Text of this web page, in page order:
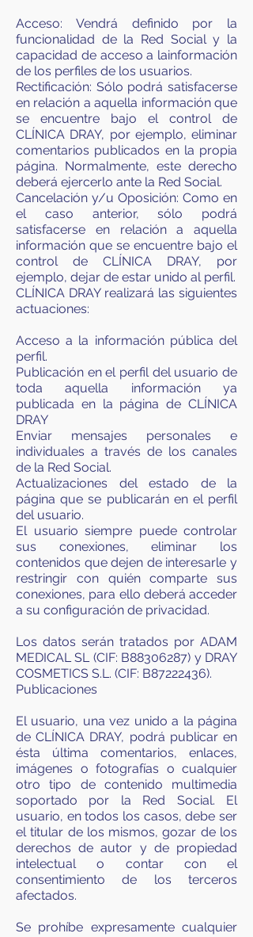
Acceso: Vendrá definido por la
funcionalidad de la Red Social y la
capacidad de acceso a lainformación
de los perfiles de los usuarios.
Rectificación: Sólo podrá satisfacerse
en relación a aquella información que
se encuentre bajo el control de
CLÍNICA DRAY, por ejemplo, eliminar
comentarios publicados en la propia
página. Normalmente, este derecho
deberá ejercerlo ante la Red Social.
Cancelación y/u Oposición: Como en
el caso anterior, sólo podrá
satisfacerse en relación a aquella
información que se encuentre bajo el
control de CLÍNICA DRAY, por
ejemplo, dejar de estar unido al perfil.
CLÍNICA DRAY realizará las siguientes
actuaciones:
Acceso a la información pública del
perfil.
Publicación en el perfil del usuario de
toda aquella información ya
publicada en la página de CLÍNICA
DRAY
Enviar mensajes personales e
individuales a través de los canales
de la Red Social.
Actualizaciones del estado de la
página que se publicarán en el perfil
del usuario.
El usuario siempre puede controlar
sus conexiones, eliminar los
contenidos que dejen de interesarle y
restringir con quién comparte sus
conexiones, para ello deberá acceder
a su configuración de privacidad.
Los datos serán tratados por ADAM
MEDICAL SL (CIF: B88306287) y DRAY
COSMETICS S.L. (CIF: B87222436).
Publicaciones
El usuario, una vez unido a la página
de CLÍNICA DRAY, podrá publicar en
ésta última comentarios, enlaces,
imágenes o fotografías o cualquier
otro tipo de contenido multimedia
soportado por la Red Social. El
usuario, en todos los casos, debe ser
el titular de los mismos, gozar de los
derechos de autor y de propiedad
intelectual o contar con el
consentimiento de los terceros
afectados.
Se prohíbe expresamente cualquier